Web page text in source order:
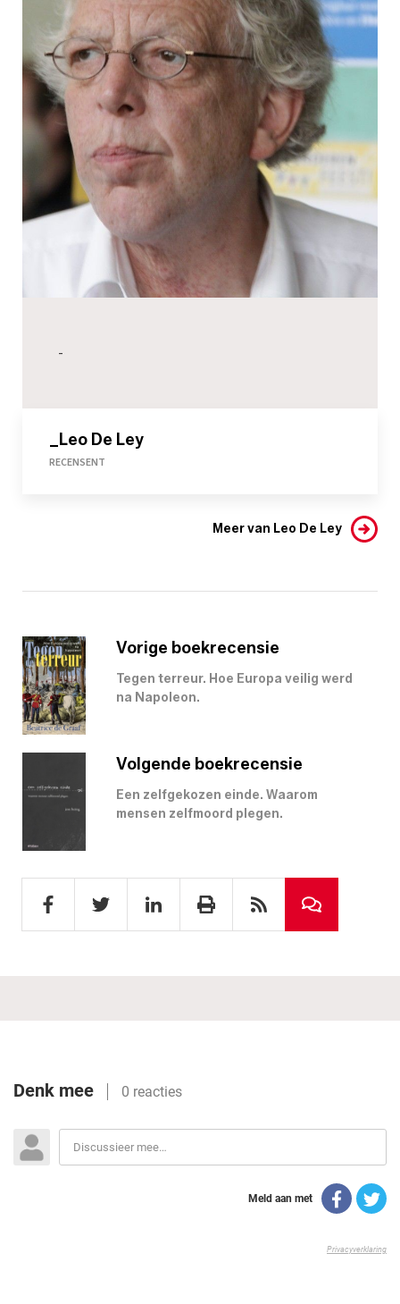
-
_Leo De Ley
RECENSENT
Meer van Leo De Ley
Vorige boekrecensie
Tegen terreur. Hoe Europa veilig werd
na Napoleon.
Volgende boekrecensie
Een zelfgekozen einde. Waarom
mensen zelfmoord plegen.